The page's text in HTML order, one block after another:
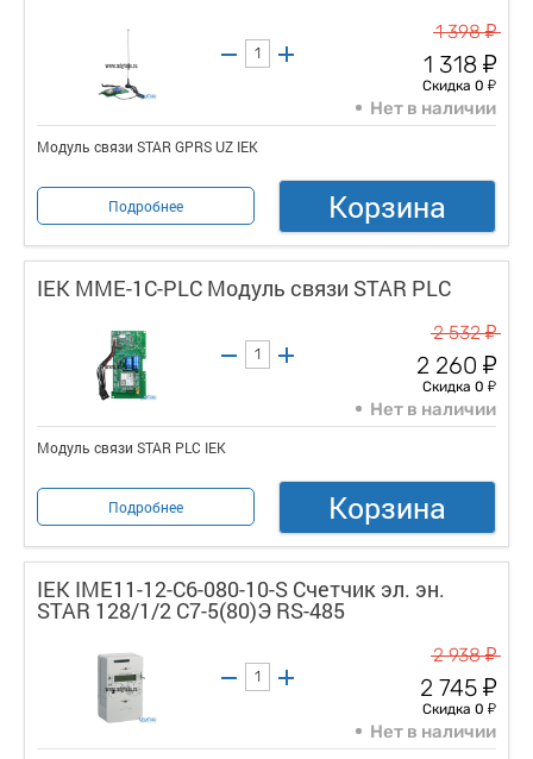
1 398у
1 318 у
Скидка 0 у
Нет в наличии
Модуль связи STAR GPRS UZ IEK
Подробнее Корзина
IEK MME-1C-PLC Модуль связи STAR PLC
2 532у
2 260 у
Скидка 0 у
Нет в наличии
Модуль связи STAR PLC IEK
Подробнее Корзина
IEK IME11-12-C6-080-10-S Счетчик эл. эн.
STAR 128/1/2 С7-5(80)Э RS-485
2 938у
2 745 у
Скидка 0 у
Нет в наличии